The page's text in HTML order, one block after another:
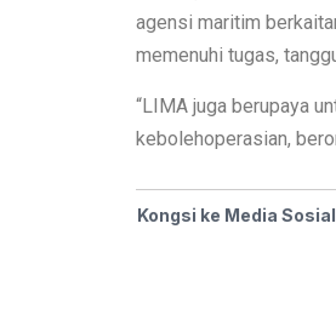
agensi maritim
memenuhi tugas,
“LIMA juga berupaya
kebolehoperasian,
Kongsi ke Media